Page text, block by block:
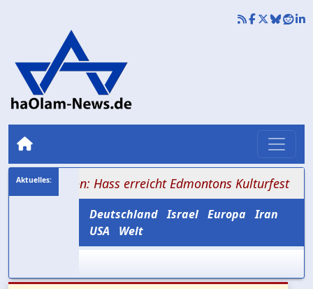
Hass erreicht Edmontons Kulturfest +++
Deutschland Israel Europa Iran
USA
Welt